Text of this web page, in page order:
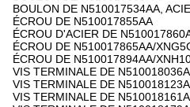
BOULON DE N510017534AA,
ÉCROU DE N510017855AA
ÉCROU D'ACIER DE
ÉCROU DE N510017865AA/
ÉCROU DE N510017894AA/
VIS TERMINALE DE
VIS TERMINALE DE
VIS TERMINALE DE